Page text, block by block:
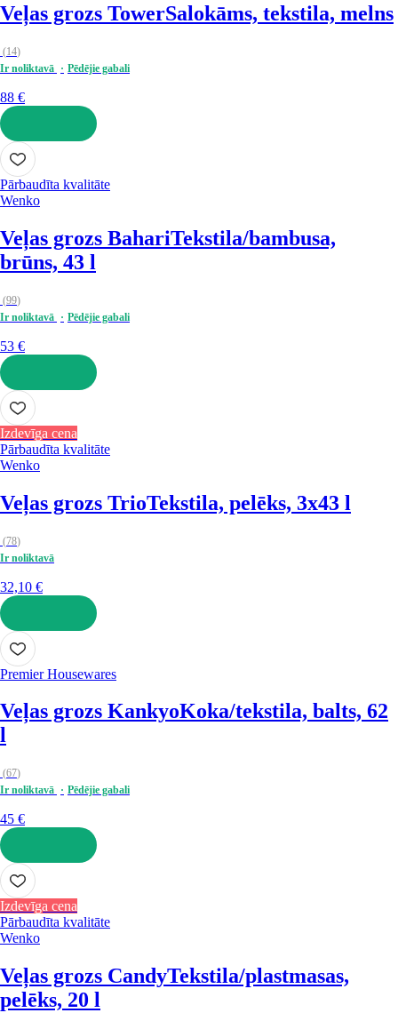
Veļas grozs TowerSalokāms, tekstila, melns
(14)
Ir noliktavā
Pēdējie gabali
88 €
LIKT GROZĀ
Pārbaudīta kvalitāte
Wenko
Veļas grozs BahariTekstila/bambusa,
brūns, 43 l
(99)
Ir noliktavā
Pēdējie gabali
53 €
LIKT GROZĀ
Izdevīga cena
Pārbaudīta kvalitāte
Wenko
Veļas grozs TrioTekstila, pelēks, 3x43 l
(78)
Ir noliktavā
32,10 €
LIKT GROZĀ
Premier Housewares
Veļas grozs KankyoKoka/tekstila, balts, 62
l
(67)
Ir noliktavā
Pēdējie gabali
45 €
LIKT GROZĀ
Izdevīga cena
Pārbaudīta kvalitāte
Wenko
Veļas grozs CandyTekstila/plastmasas,
pelēks, 20 l